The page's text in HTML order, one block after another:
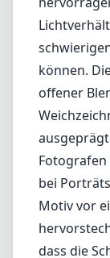
einer beliebten
hat unter
Verarbeitung
Die
vollständig aus
genau den
Mit einem Gewicht
leichtesten
Kameras, was
ermöglicht. Der
fließende
Shootings